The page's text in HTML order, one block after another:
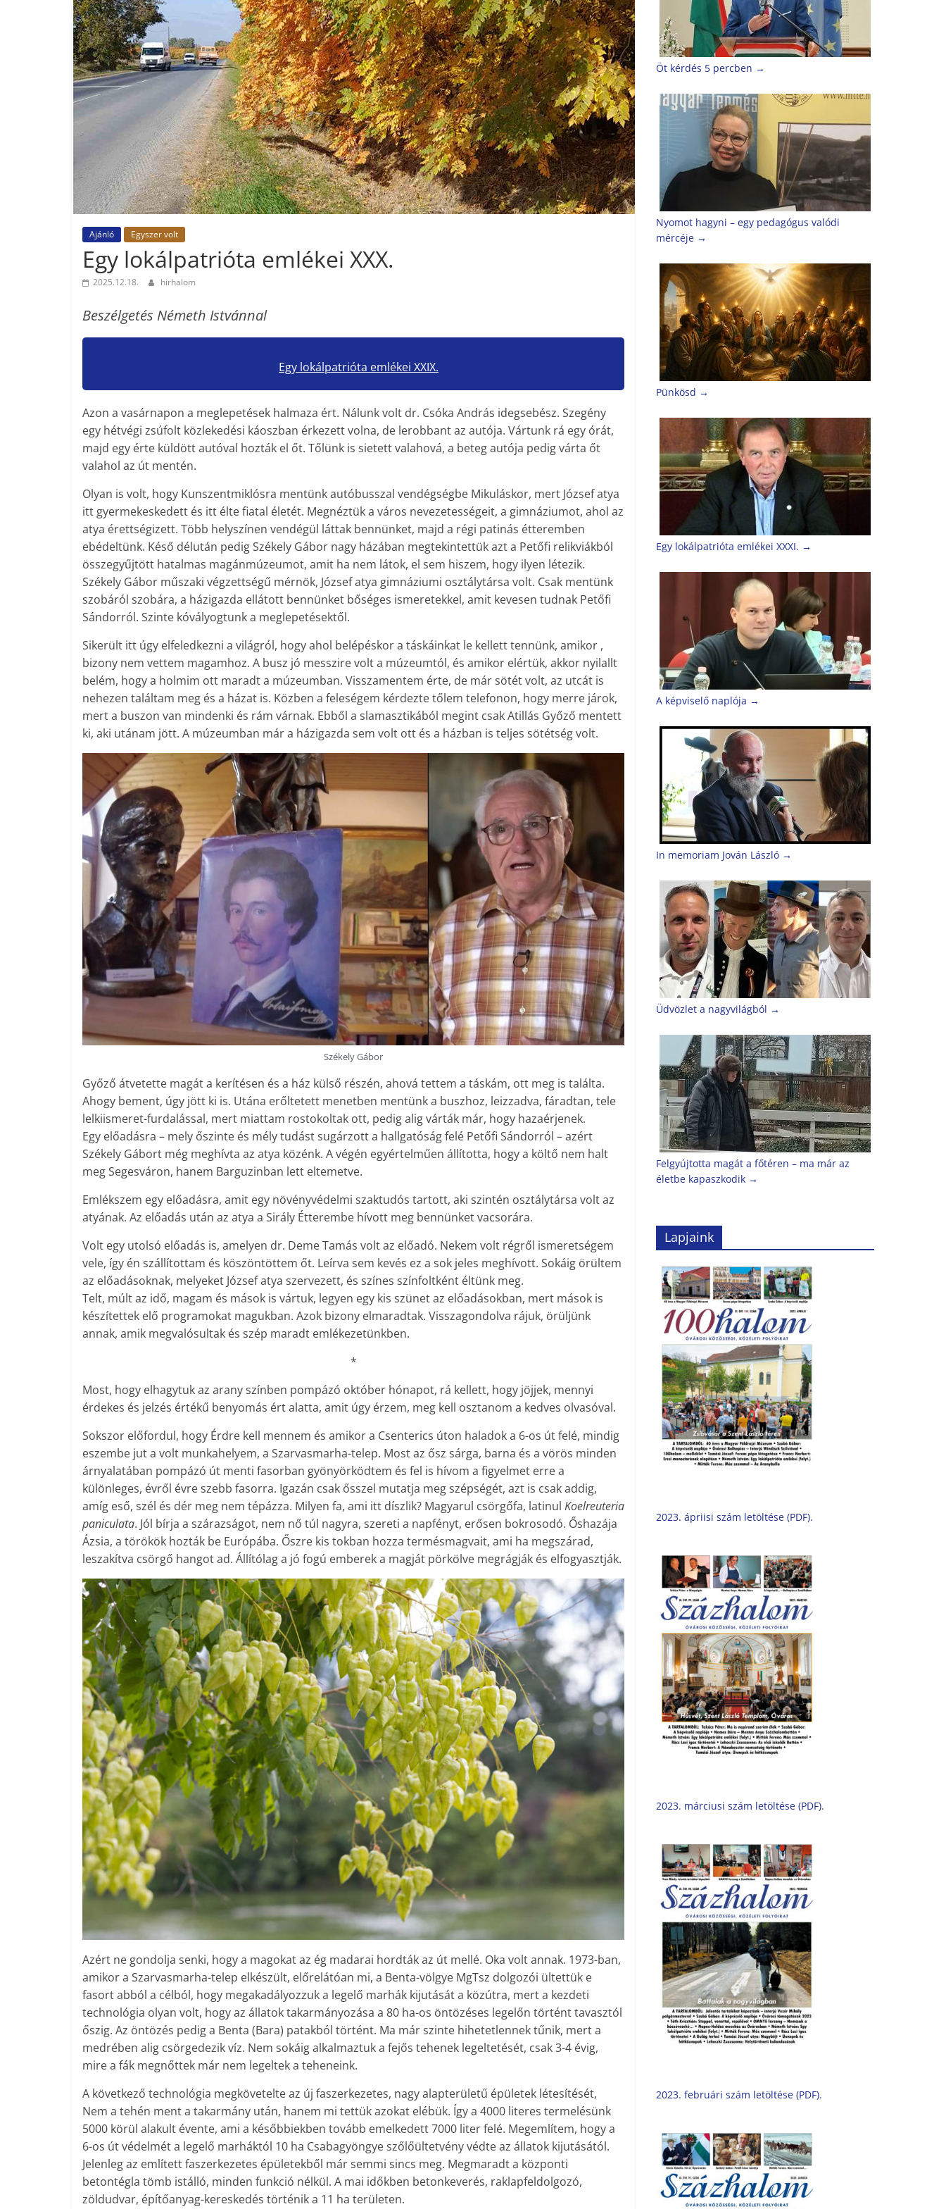
Ajánló Egyszer volt
Egy lokálpatrióta emlékei XXX.
2025.12.18. hirhalom
Beszélgetés Németh Istvánnal
Egy lokálpatrióta emlékei XXIX.
Azon a vasárnapon a meglepetések halmaza ért. Nálunk volt dr. Csóka András idegsebész. Szegény
egy hétvégi zsúfolt közlekedési káoszban érkezett volna, de lerobbant az autója. Vártunk rá egy órát,
majd egy érte küldött autóval hozták el őt. Tőlünk is sietett valahová, a beteg autója pedig várta őt
valahol az út mentén.
Olyan is volt, hogy Kunszentmiklósra mentünk autóbusszal vendégségbe Mikuláskor, mert József atya
itt gyermekeskedett és itt élte fiatal életét. Megnéztük a város nevezetességeit, a gimnáziumot, ahol az
atya érettségizett. Több helyszínen vendégül láttak bennünket, majd a régi patinás étteremben
ebédeltünk. Késő délután pedig Székely Gábor nagy házában megtekintettük azt a Petőfi relikviákból
összegyűjtött hatalmas magánmúzeumot, amit ha nem látok, el sem hiszem, hogy ilyen létezik.
Székely Gábor műszaki végzettségű mérnök, József atya gimnáziumi osztálytársa volt. Csak mentünk
szobáról szobára, a házigazda ellátott bennünket bőséges ismeretekkel, amit kevesen tudnak Petőfi
Sándorról. Szinte kóvályogtunk a meglepetésektől.
Sikerült itt úgy elfeledkezni a világról, hogy ahol belépéskor a táskáinkat le kellett tennünk, amikor ,
bizony nem vettem magamhoz. A busz jó messzire volt a múzeumtól, és amikor elértük, akkor nyilallt
belém, hogy a holmim ott maradt a múzeumban. Visszamentem érte, de már sötét volt, az utcát is
nehezen találtam meg és a házat is. Közben a feleségem kérdezte tőlem telefonon, hogy merre járok,
mert a buszon van mindenki és rám várnak. Ebből a slamasztikából megint csak Atillás Győző mentett
ki, aki utánam jött. A múzeumban már a házigazda sem volt ott és a házban is teljes sötétség volt.
Székely Gábor
Győző átvetette magát a kerítésen és a ház külső részén, ahová tettem a táskám, ott meg is találta.
Ahogy bement, úgy jött ki is. Utána erőltetett menetben mentünk a buszhoz, leizzadva, fáradtan, tele
lelkiismeret-furdalással, mert miattam rostokoltak ott, pedig alig várták már, hogy hazaérjenek.
Egy előadásra – mely őszinte és mély tudást sugárzott a hallgatóság felé Petőfi Sándorról – azért
Székely Gábort még meghívta az atya közénk. A végén egyértelműen állította, hogy a költő nem halt
meg Segesváron, hanem Barguzinban lett eltemetve.
Emlékszem egy előadásra, amit egy növényvédelmi szaktudós tartott, aki szintén osztálytársa volt az
atyának. Az előadás után az atya a Sirály Étterembe hívott meg bennünket vacsorára.
Volt egy utolsó előadás is, amelyen dr. Deme Tamás volt az előadó. Nekem volt régről ismeretségem
vele, így én szállítottam és köszöntöttem őt. Leírva sem kevés ez a sok jeles meghívott. Sokáig örültem
az előadásoknak, melyeket József atya szervezett, és színes színfoltként éltünk meg.
Telt, múlt az idő, magam és mások is vártuk, legyen egy kis szünet az előadásokban, mert mások is
készítettek elő programokat magukban. Azok bizony elmaradtak. Visszagondolva rájuk, örüljünk
annak, amik megvalósultak és szép maradt emlékezetünkben.
*
Most, hogy elhagytuk az arany színben pompázó október hónapot, rá kellett, hogy jöjjek, mennyi
érdekes és jelzés értékű benyomás ért alatta, amit úgy érzem, meg kell osztanom a kedves olvasóval.
Sokszor előfordul, hogy Érdre kell mennem és amikor a Csenterics úton haladok a 6-os út felé, mindig
eszembe jut a volt munkahelyem, a Szarvasmarha-telep. Most az ősz sárga, barna és a vörös minden
árnyalatában pompázó út menti fasorban gyönyörködtem és fel is hívom a figyelmet erre a
különleges, évről évre szebb fasorra. Igazán csak ősszel mutatja meg szépségét, azt is csak addig,
amíg eső, szél és dér meg nem tépázza. Milyen fa, ami itt díszlik? Magyarul csörgőfa, latinul Koelreuteria
paniculata. Jól bírja a szárazságot, nem nő túl nagyra, szereti a napfényt, erősen bokrosodó. Őshazája
Ázsia, a törökök hozták be Európába. Őszre kis tokban hozza termésmagvait, ami ha megszárad,
leszakítva csörgő hangot ad. Állítólag a jó fogú emberek a magját pörkölve megrágják és elfogyasztják.
Azért ne gondolja senki, hogy a magokat az ég madarai hordták az út mellé. Oka volt annak. 1973-ban,
amikor a Szarvasmarha-telep elkészült, előrelátóan mi, a Benta-völgye MgTsz dolgozói ültettük e
fasort abból a célból, hogy megakadályozzuk a legelő marhák kijutását a közútra, mert a kezdeti
technológia olyan volt, hogy az állatok takarmányozása a 80 ha-os öntözéses legelőn történt tavasztól
őszig. Az öntözés pedig a Benta (Bara) patakból történt. Ma már szinte hihetetlennek tűnik, mert a
medrében alig csörgedezik víz. Nem sokáig alkalmaztuk a fejős tehenek legeltetését, csak 3-4 évig,
mire a fák megnőttek már nem legeltek a teheneink.
A következő technológia megkövetelte az új faszerkezetes, nagy alapterületű épületek létesítését,
Nem a tehén ment a takarmány után, hanem mi tettük azokat elébük. Így a 4000 literes termelésünk
5000 körül alakult évente, ami a későbbiekben tovább emelkedett 7000 liter felé. Megemlítem, hogy a
6-os út védelmét a legelő marháktól 10 ha Csabagyöngye szőlőültetvény védte az állatok kijutásától.
Jelenleg az említett faszerkezetes épületekből már semmi sincs meg. Megmaradt a központi
betontégla tömb istálló, minden funkció nélkül. A mai időkben betonkeverés, raklapfeldolgozó,
zöldudvar, építőanyag-kereskedés történik a 11 ha területen.
Öt kérdés 5 percben →
Nyomot hagyni – egy pedagógus valódi
mércéje →
Pünkösd →
Egy lokálpatrióta emlékei XXXI. →
A képviselő naplója →
In memoriam Jován László →
Üdvözlet a nagyvilágból →
Felgyújtotta magát a főtéren – ma már az
életbe kapaszkodik →
Lapjaink
2023. ápriisi szám letöltése (PDF).
2023. márciusi szám letöltése (PDF).
2023. februári szám letöltése (PDF).